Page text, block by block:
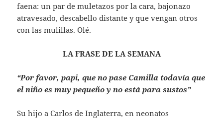
faena: un par de muletazos por la cara, bajonazo
atravesado, descabello distante y que vengan otros
con las mulillas. Olé.
LA FRASE DE LA SEMANA
“Por favor, papi, que no pase Camilla todavía que
el niño es muy pequeño y no está para sustos”
Su hijo a Carlos de Inglaterra, en neonatos